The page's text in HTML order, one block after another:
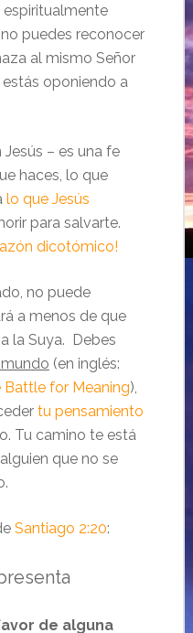
espiritualmente
puedes reconocer
al mismo Señor
oponiendo a
– es una fe
haces, lo que
lo que Jesús
para salvarte.
dicotómico!
no puede
a menos de que
la Suya. Debes
(en inglés:
for Meaning),
tu pensamiento
Tu camino te está
que no se
Santiago 2:20:
de alguna